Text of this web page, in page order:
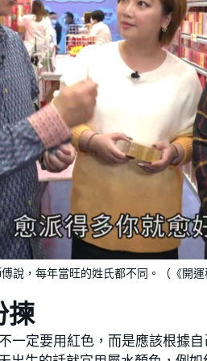
說，每年當旺的姓氏都不同。（《開運
揀
一定要用紅色，而是應該根據